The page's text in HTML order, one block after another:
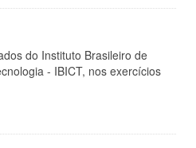
do Instituto Brasileiro de
- IBICT, nos exercícios